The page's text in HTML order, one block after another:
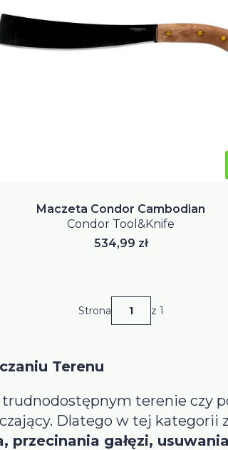
Maczeta Condor Cambodian
Condor Tool&Knife
Cena
534,99 zł
Strona z 1
Terenu
terenie czy
Dlatego w tej kategorii
przecinania gałęzi,